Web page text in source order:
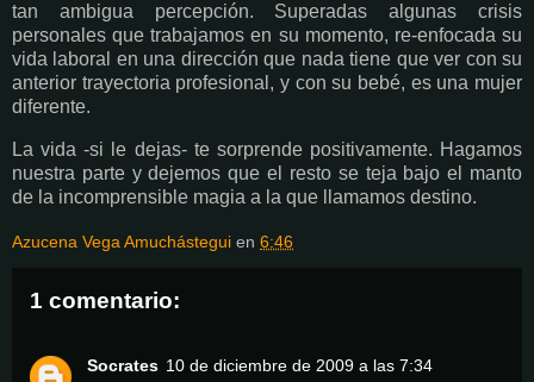
tan ambigua percepción. Superadas algunas crisis
personales que trabajamos en su momento, re-enfocada su
vida laboral en una dirección que nada tiene que ver con su
anterior trayectoria profesional, y con su bebé, es una mujer
diferente.
La vida -si le dejas- te sorprende positivamente. Hagamos
nuestra parte y dejemos que el resto se teja bajo el manto
de la incomprensible magia a la que llamamos destino.
Azucena Vega Amuchástegui en 6:46
1 comentario:
Socrates 10 de diciembre de 2009 a las 7:34